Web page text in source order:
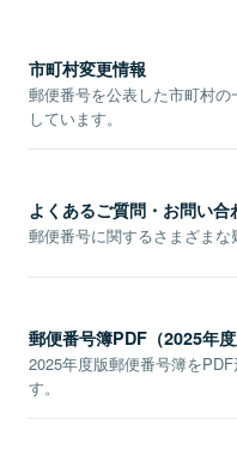
市町村変更情報
郵便番号を公表した市町村
しています。
よくあるご質問・お問い合
郵便番号に関するさまざまな
郵便番号簿PDF（2025年度
2025年度版郵便番号簿を
す。